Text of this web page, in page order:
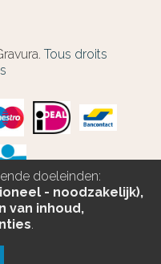
GRAVURE
Tous droits
doeleinden:
- noodzakelijk),
van inhoud,
.